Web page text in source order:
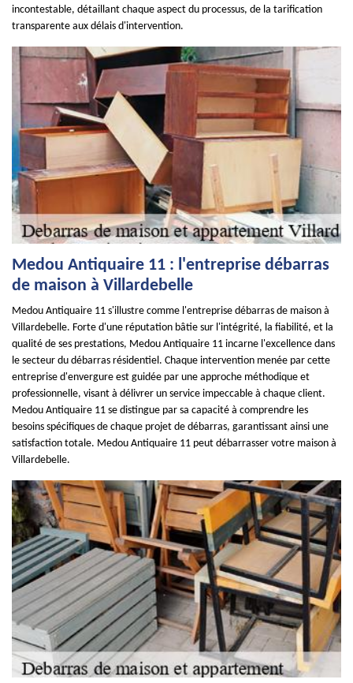
incontestable, détaillant chaque aspect du processus, de la tarification
transparente aux délais d'intervention.
Medou Antiquaire 11 : l'entreprise débarras
de maison à Villardebelle
Medou Antiquaire 11 s'illustre comme l'entreprise débarras de maison à
Villardebelle. Forte d'une réputation bâtie sur l'intégrité, la fiabilité, et la
qualité de ses prestations, Medou Antiquaire 11 incarne l'excellence dans
le secteur du débarras résidentiel. Chaque intervention menée par cette
entreprise d'envergure est guidée par une approche méthodique et
professionnelle, visant à délivrer un service impeccable à chaque client.
Medou Antiquaire 11 se distingue par sa capacité à comprendre les
besoins spécifiques de chaque projet de débarras, garantissant ainsi une
satisfaction totale. Medou Antiquaire 11 peut débarrasser votre maison à
Villardebelle.